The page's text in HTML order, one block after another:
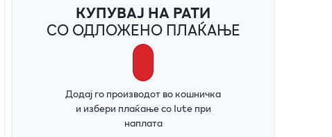
КУПУВАЈ НА РАТИ
СО ОДЛОЖЕНО ПЛАЌАЊЕ
Додај го производот во кошничка
и избери плаќање со Iute при
наплата